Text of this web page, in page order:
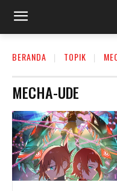
BERANDA TOPIK
MECHA-UDE